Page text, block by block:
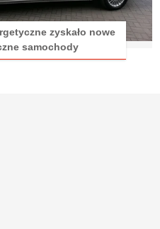
zyskało nowe
samochody